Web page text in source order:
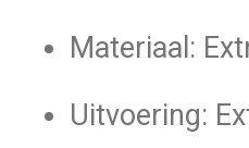
Materiaal:
Uitvoering: